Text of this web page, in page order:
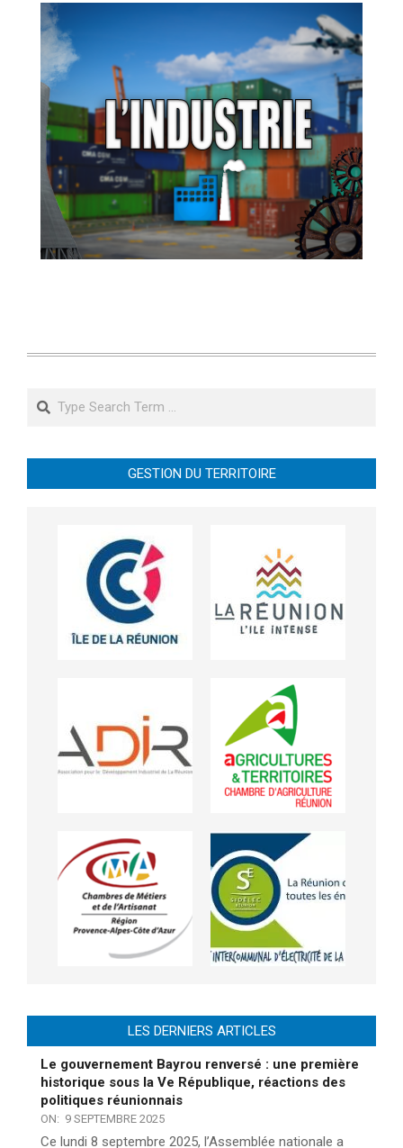
Search
GESTION DU TERRITOIRE
LES DERNIERS ARTICLES
Le gouvernement Bayrou renversé : une première
historique sous la Ve République, réactions des
politiques réunionnais
ON: 9 SEPTEMBRE 2025
Ce lundi 8 septembre 2025, l’Assemblée nationale a